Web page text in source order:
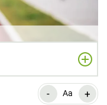
- Aa +